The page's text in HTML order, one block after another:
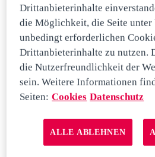
Teilen
Facebook LinkedIn
Ähnliche Jobs
Drittanbieterinhalte
die Möglichkeit, die Seite unter
unbedingt erforderlichen
Drittanbieterinhalte zu nutzen.
die Nutzerfreundlichkeit der
sein. Weitere Informationen
Seiten: Cookies Datenschutz
ALLE ABLEHNEN